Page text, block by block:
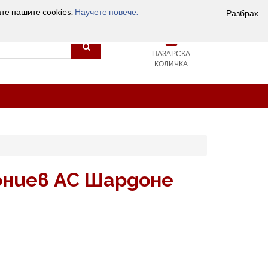
Разбрах
нашите cookies. Научете повече.
ПАЗАРСКА
КОЛИЧКА
AC Шардоне